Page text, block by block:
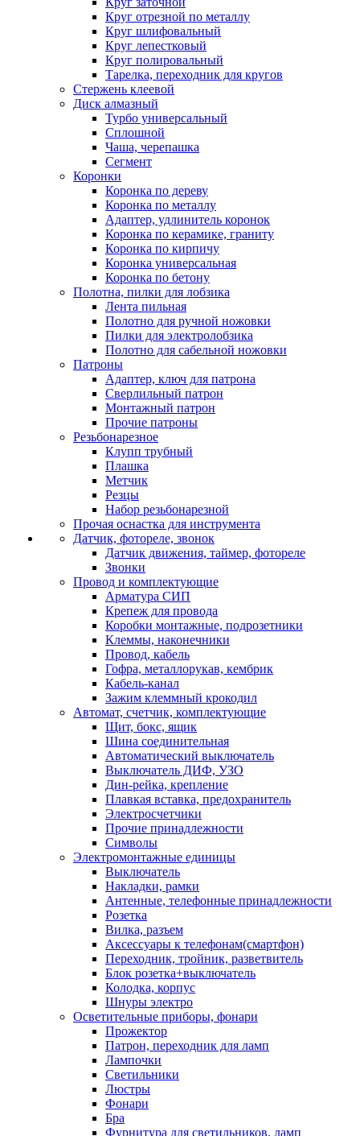
Круг отрезной по металлу
Круг шлифовальный
Круг лепестковый
Круг полировальный
Тарелка, переходник для кругов
Стержень клеевой
Диск алмазный
Турбо универсальный
Сплошной
Чаша, черепашка
Сегмент
Коронки
Коронка по дереву
Коронка по металлу
Адаптер, удлинитель коронок
Коронка по керамике, граниту
Коронка по кирпичу
Коронка универсальная
Коронка по бетону
Полотна, пилки для лобзика
Лента пильная
Полотно для ручной ножовки
Пилки для электролобзика
Полотно для сабельной ножовки
Патроны
Адаптер, ключ для патрона
Сверлильный патрон
Монтажный патрон
Прочие патроны
Резьбонарезное
Клупп трубный
Плашка
Метчик
Резцы
Набор резьбонарезной
Прочая оснастка для инструмента
Датчик, фотореле, звонок
Датчик движения, таймер, фотореле
Звонки
Провод и комплектующие
Арматура СИП
Крепеж для провода
Коробки монтажные, подрозетники
Клеммы, наконечники
Провод, кабель
Гофра, металлорукав, кембрик
Кабель-канал
Зажим клеммный крокодил
Автомат, счетчик, комплектующие
Щит, бокс, ящик
Шина соединительная
Автоматический выключатель
Выключатель ДИФ, УЗО
Дин-рейка, крепление
Плавкая вставка, предохранитель
Электросчетчики
Прочие принадлежности
Символы
Электромонтажные единицы
Выключатель
Накладки, рамки
Антенные, телефонные принадлежности
Розетка
Вилка, разъем
Аксессуары к телефонам(смартфон)
Переходник, тройник, разветвитель
Блок розетка+выключатель
Колодка, корпус
Шнуры электро
Осветительные приборы, фонари
Прожектор
Патрон, переходник для ламп
Лампочки
Светильники
Люстры
Фонари
Бра
Фурнитура для светильников, ламп